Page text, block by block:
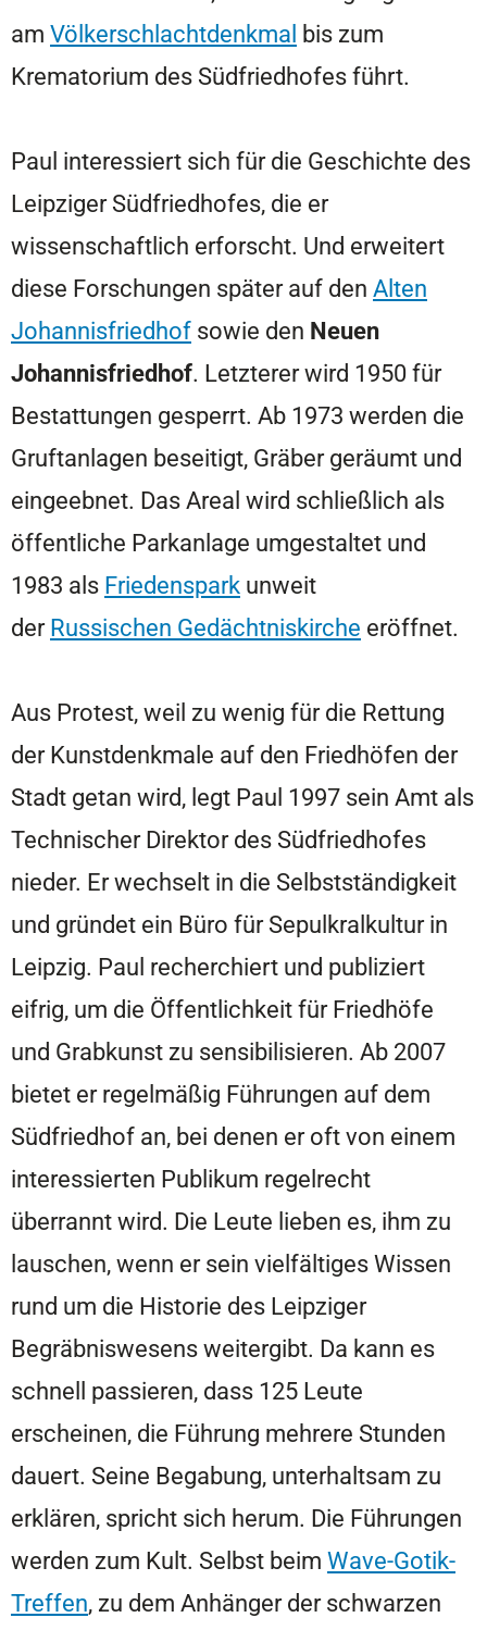
am Völkerschlachtdenkmal bis zum
Krematorium des Südfriedhofes führt.
Paul interessiert sich für die Geschichte des
Leipziger Südfriedhofes, die er
wissenschaftlich erforscht. Und erweitert
diese Forschungen später auf den Alten
Johannisfriedhof sowie den Neuen
Johannisfriedhof. Letzterer wird 1950 für
Bestattungen gesperrt. Ab 1973 werden die
Gruftanlagen beseitigt, Gräber geräumt und
eingeebnet. Das Areal wird schließlich als
öffentliche Parkanlage umgestaltet und
1983 als Friedenspark unweit
derRussischen Gedächtniskirche eröffnet.
Aus Protest, weil zu wenig für die Rettung
der Kunstdenkmale auf den Friedhöfen der
Stadt getan wird, legt Paul 1997 sein Amt als
Technischer Direktor des Südfriedhofes
nieder. Er wechselt in die Selbstständigkeit
und gründet ein Büro für Sepulkralkultur in
Leipzig. Paul recherchiert und publiziert
eifrig, um die Öffentlichkeit für Friedhöfe
und Grabkunst zu sensibilisieren. Ab 2007
bietet er regelmäßig Führungen auf dem
Südfriedhof an, bei denen er oft von einem
interessierten Publikum regelrecht
überrannt wird. Die Leute lieben es, ihm zu
lauschen, wenn er sein vielfältiges Wissen
rund um die Historie des Leipziger
Begräbniswesens weitergibt. Da kann es
schnell passieren, dass 125 Leute
erscheinen, die Führung mehrere Stunden
dauert. Seine Begabung, unterhaltsam zu
erklären, spricht sich herum. Die Führungen
werden zum Kult. Selbst beim Wave-Gotik-
Treffen, zu dem Anhänger der schwarzen